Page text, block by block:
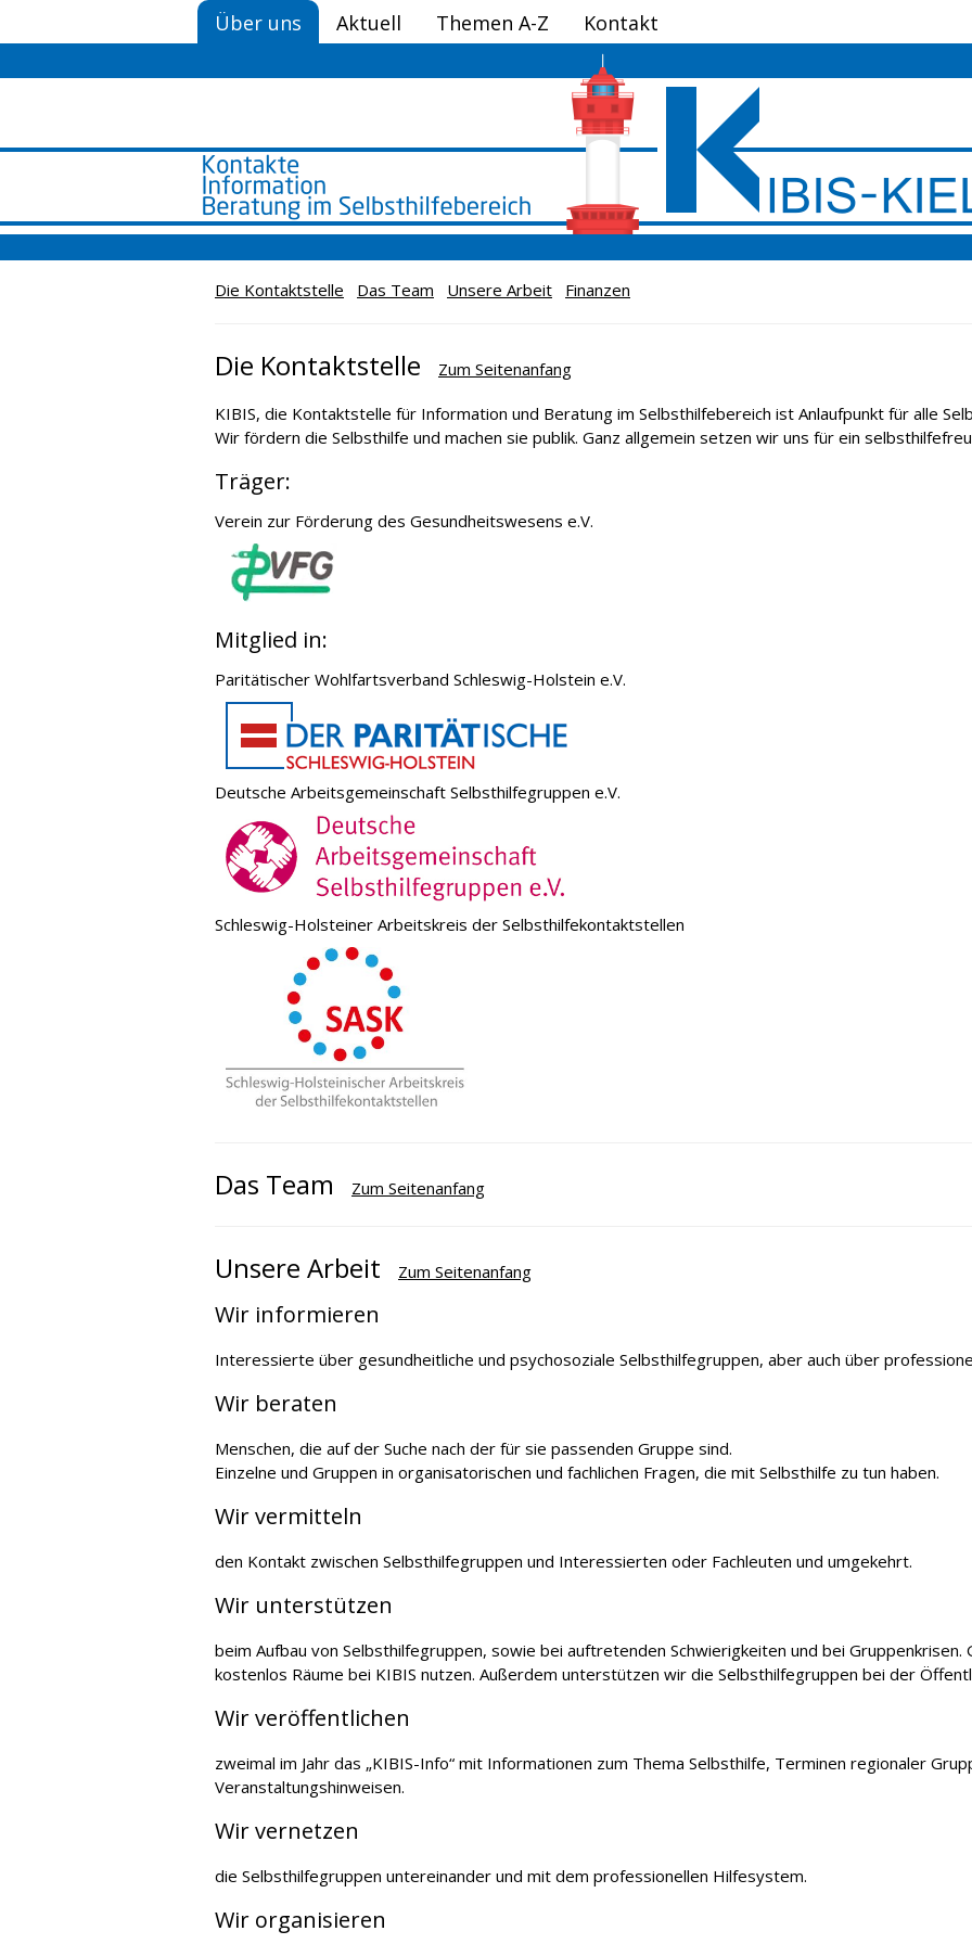
Über uns Aktuell Themen A-Z Kontakt
Die Kontaktstelle Das Team Unsere Arbeit Finanzen
Die Kontaktstelle Zum Seitenanfang
KIBIS, die Kontaktstelle für Information und Beratung im Selbsthilfebereich ist Anlaufpunkt für alle
Wir fördern die Selbsthilfe und machen sie publik. Ganz allgemein setzen wir uns für ein
Träger:
Verein zur Förderung des Gesundheitswesens e.V.
Mitglied in:
Paritätischer Wohlfartsverband Schleswig-Holstein e.V.
Deutsche Arbeitsgemeinschaft Selbsthilfegruppen e.V.
Schleswig-Holsteiner Arbeitskreis der Selbsthilfekontaktstellen
Das Team Zum Seitenanfang
Unsere Arbeit Zum Seitenanfang
Wir informieren
Interessierte über gesundheit­liche und psychosoziale Selbsthilfegruppen, aber auch über
Wir beraten
Menschen, die auf der Suche nach der für sie passenden Gruppe sind.
Einzelne und Gruppen in organisato­rischen und fachlichen Fragen, die mit Selbsthilfe zu tun haben.
Wir vermitteln
den Kontakt zwischen Selbsthilfegrup­pen und Interessierten oder Fachleuten und umgekehrt.
Wir unterstützen
beim Aufbau von Selbsthilfegruppen, sowie bei auftretenden Schwierigkeiten und bei Gruppenkrisen.
kostenlos Räume bei KIBIS nutzen. Außerdem unterstüt­zen wir die Selbsthilfegruppen bei der
Wir veröffentlichen
zweimal im Jahr das „KIBIS-Info“ mit Informationen zum Thema Selbsthilfe, Terminen regionaler
Veranstaltungshinweisen.
Wir vernetzen
die Selbsthilfegruppen untereinander und mit dem professionellen Hilfesy­stem.
Wir organisieren